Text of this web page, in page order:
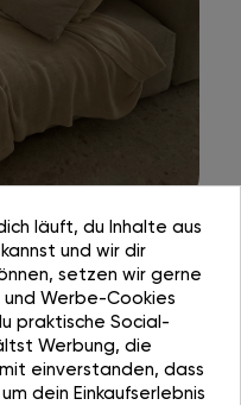
läuft, du Inhalte aus
und wir dir
setzen wir gerne
Werbe-Cookies
praktische Social-
Werbung, die
einverstanden, dass
dein Einkaufserlebnis